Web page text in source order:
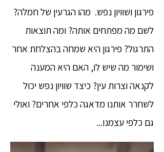
פירגון ושוויון נפש. מהו הגרעין של חמלה?
לשם מה מפתחים אותה? ומה תוצאות
התרגול? פירגון היא שמחה בהצלחת אחר
ושימור מה שיש לו, האם היא המענה
לקנאה וצרות עין? כיצד שוויון נפש יכול
לשחרר אותנו מדאגה כלפי אחרים? ואולי
גם כלפי עצמנו...